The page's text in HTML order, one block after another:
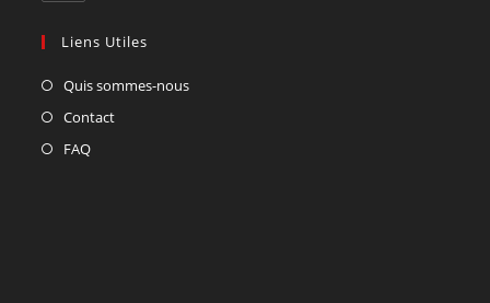
Liens Utiles
Quis sommes-nous
Contact
FAQ